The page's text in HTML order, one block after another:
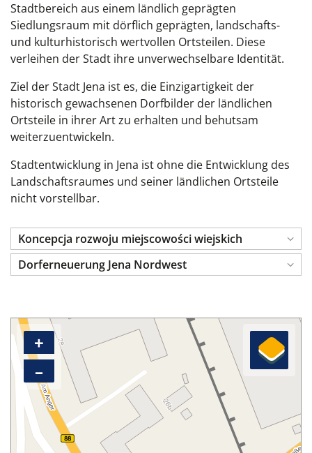
Stadtbereich aus einem ländlich geprägten
Siedlungsraum mit dörflich geprägten, landschafts-
und kulturhistorisch wertvollen Ortsteilen. Diese
verleihen der Stadt ihre unverwechselbare Identität.
Ziel der Stadt Jena ist es, die Einzigartigkeit der
historisch gewachsenen Dorfbilder der ländlichen
Ortsteile in ihrer Art zu erhalten und behutsam
weiterzuentwickeln.
Stadtentwicklung in Jena ist ohne die Entwicklung des
Landschaftsraumes und seiner ländlichen Ortsteile
nicht vorstellbar.
Koncepcja rozwoju miejscowości wiejskich
Dorferneuerung Jena Nordwest
+
–